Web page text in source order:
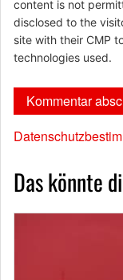
content is not
disclosed to the
site with their CMP
technologies used.
Das könnte